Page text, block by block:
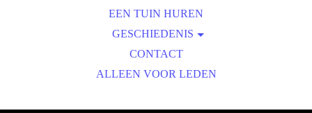
ONS TUINENPARK
VOORZIENINGEN
ECOLOGISCH TUINIEREN
TELEN & DELEN
EEN TUIN HUREN
GESCHIEDENIS
1979-1982: OP WEG NAAR...
1983-1984: HET EERSTE UUR
CONTACT
ALLEEN VOOR LEDEN